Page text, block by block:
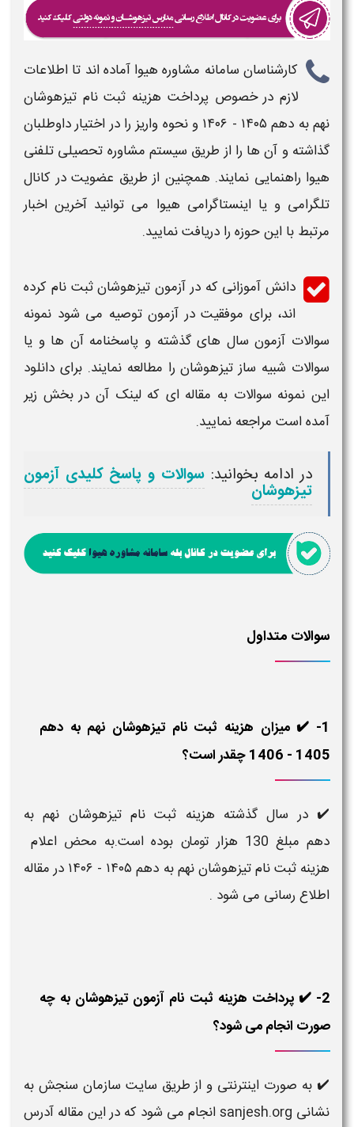
کارشناسان سامانه مشاوره هیوا آماده اند تا اطلاعات
لازم در خصوص پرداخت هزینه ثبت نام تیزهوشان
نهم به دهم ۱۴۰۵ - ۱۴۰۶ و نحوه واریز را در اختیار داوطلبان
گذاشته و آن ها را از طریق سیستم مشاوره تحصیلی تلفنی
هیوا راهنمایی نمایند. همچنین از طریق عضویت در کانال
تلگرامی و یا اینستاگرامی هیوا می توانید آخرین اخبار
مرتبط با این حوزه را دریافت نمایید.
دانش آموزانی که در آزمون تیزهوشان ثبت نام کرده
اند، برای موفقیت در آزمون توصیه می شود نمونه
سوالات آزمون سال های گذشته و پاسخنامه آن ها و یا
سوالات شبیه ساز تیزهوشان را مطالعه نمایند. برای دانلود
این نمونه سوالات به مقاله ای که لینک آن در بخش زیر
آمده است مراجعه نمایید.
در ادامه بخوانید:سوالات و پاسخ کلیدی آزمون
تیزهوشان
سوالات متداول
1- ✔️ میزان هزینه ثبت نام تیزهوشان نهم به دهم
1405 - 1406 چقدر است؟
✔️ در سال گذشته هزینه ثبت نام تیزهوشان نهم به
دهم
مبلغ 130 هزار تومان بوده است.به محض اعلام
هزینه ثبت نام تیزهوشان نهم به دهم ۱۴۰۵ - ۱۴۰۶ در مقاله
اطلاع رسانی می شود .
2- ✔️ پرداخت هزینه ثبت نام آزمون تیزهوشان به چه
صورت انجام می شود؟
✔️ به صورت اینترنتی و از طریق سایت سازمان سنجش به
نشانی sanjesh.org انجام می شود که در این مقاله آدرس